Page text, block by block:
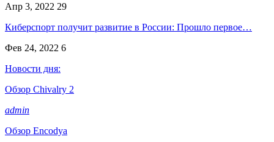
Апр 3, 2022 29
Киберспорт получит развитие в России: Прошло первое…
Фев 24, 2022 6
Новости дня:
Обзор Chivalry 2
admin
Обзор Encodya